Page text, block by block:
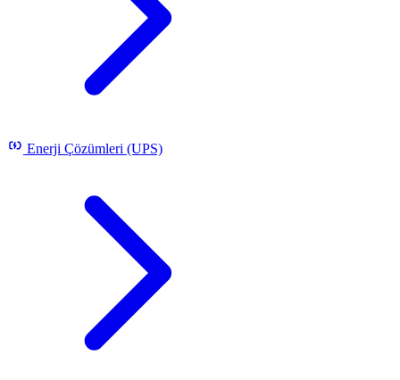
Enerji Çözümleri (UPS)